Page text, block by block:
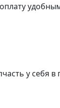
у себя